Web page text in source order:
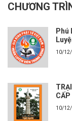
CHƯƠNG
Phú
10/
CẤP
10/